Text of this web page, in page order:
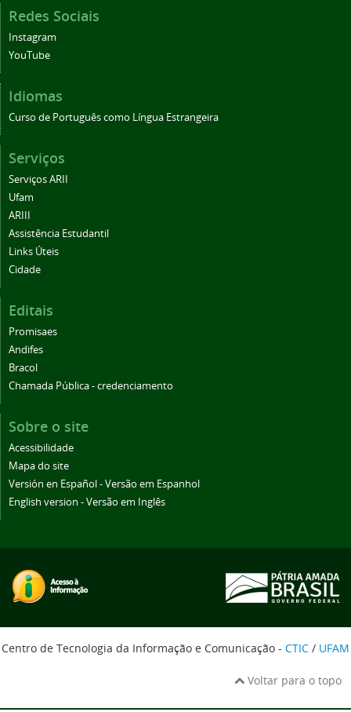
Redes Sociais
Instagram
YouTube
Idiomas
Curso de Português como Língua Estrangeira
Serviços
Serviços ARII
Ufam
ARIII
Assistência Estudantil
Links Úteis
Cidade
Editais
Promisaes
Andifes
Bracol
Chamada Pública - credenciamento
Sobre o site
Acessibilidade
Mapa do site
Versión en Español - Versão em Espanhol
English version - Versão em Inglês
Centro de Tecnologia da Informação e Comunicação - CTIC / UFAM
Voltar para o topo